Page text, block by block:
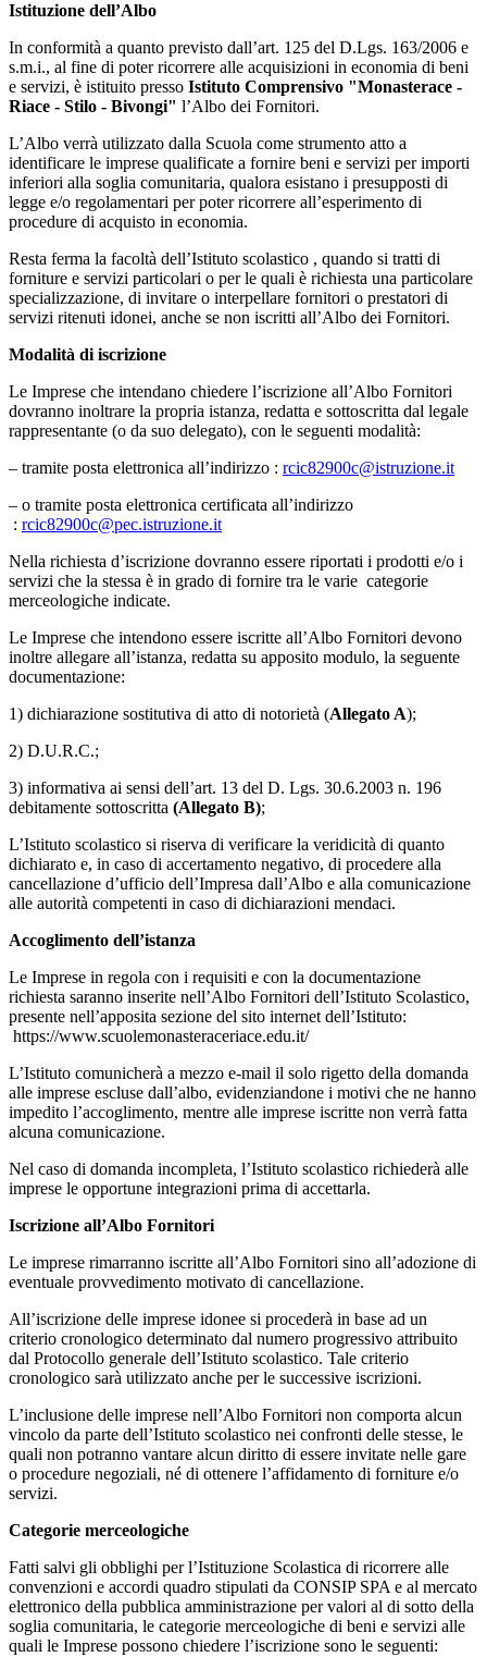
Istituzione dell’Albo
In conformità a quanto previsto dall’art. 125 del D.Lgs. 163/2006 e
s.m.i., al fine di poter ricorrere alle acquisizioni in economia di beni
e servizi, è istituito presso Istituto Comprensivo "Monasterace -
Riace - Stilo - Bivongi" l’Albo dei Fornitori.
L’Albo verrà utilizzato dalla Scuola come strumento atto a
identificare le imprese qualificate a fornire beni e servizi per importi
inferiori alla soglia comunitaria, qualora esistano i presupposti di
legge e/o regolamentari per poter ricorrere all’esperimento di
procedure di acquisto in economia.
Resta ferma la facoltà dell’Istituto scolastico , quando si tratti di
forniture e servizi particolari o per le quali è richiesta una particolare
specializzazione, di invitare o interpellare fornitori o prestatori di
servizi ritenuti idonei, anche se non iscritti all’Albo dei Fornitori.
Modalità di iscrizione
Le Imprese che intendano chiedere l’iscrizione all’Albo Fornitori
dovranno inoltrare la propria istanza, redatta e sottoscritta dal legale
rappresentante (o da suo delegato), con le seguenti modalità:
– tramite posta elettronica all’indirizzo : rcic82900c@istruzione.it
– o tramite posta elettronica certificata all’indirizzo
: rcic82900c@pec.istruzione.it
Nella richiesta d’iscrizione dovranno essere riportati i prodotti e/o i
servizi che la stessa è in grado di fornire tra le varie categorie
merceologiche indicate.
Le Imprese che intendono essere iscritte all’Albo Fornitori devono
inoltre allegare all’istanza, redatta su apposito modulo, la seguente
documentazione:
1) dichiarazione sostitutiva di atto di notorietà (Allegato A);
2) D.U.R.C.;
3) informativa ai sensi dell’art. 13 del D. Lgs. 30.6.2003 n. 196
debitamente sottoscritta (Allegato B);
L’Istituto scolastico si riserva di verificare la veridicità di quanto
dichiarato e, in caso di accertamento negativo, di procedere alla
cancellazione d’ufficio dell’Impresa dall’Albo e alla comunicazione
alle autorità competenti in caso di dichiarazioni mendaci.
Accoglimento dell’istanza
Le Imprese in regola con i requisiti e con la documentazione
richiesta saranno inserite nell’Albo Fornitori dell’Istituto Scolastico,
presente nell’apposita sezione del sito internet dell’Istituto:
https://www.scuolemonasteraceriace.edu.it/
L’Istituto comunicherà a mezzo e-mail il solo rigetto della domanda
alle imprese escluse dall’albo, evidenziandone i motivi che ne hanno
impedito l’accoglimento, mentre alle imprese iscritte non verrà fatta
alcuna comunicazione.
Nel caso di domanda incompleta, l’Istituto scolastico richiederà alle
imprese le opportune integrazioni prima di accettarla.
Iscrizione all’Albo Fornitori
Le imprese rimarranno iscritte all’Albo Fornitori sino all’adozione di
eventuale provvedimento motivato di cancellazione.
All’iscrizione delle imprese idonee si procederà in base ad un
criterio cronologico determinato dal numero progressivo attribuito
dal Protocollo generale dell’Istituto scolastico. Tale criterio
cronologico sarà utilizzato anche per le successive iscrizioni.
L’inclusione delle imprese nell’Albo Fornitori non comporta alcun
vincolo da parte dell’Istituto scolastico nei confronti delle stesse, le
quali non potranno vantare alcun diritto di essere invitate nelle gare
o procedure negoziali, né di ottenere l’affidamento di forniture e/o
servizi.
Categorie merceologiche
Fatti salvi gli obblighi per l’Istituzione Scolastica di ricorrere alle
convenzioni e accordi quadro stipulati da CONSIP SPA e al mercato
elettronico della pubblica amministrazione per valori al di sotto della
soglia comunitaria, le categorie merceologiche di beni e servizi alle
quali le Imprese possono chiedere l’iscrizione sono le seguenti: